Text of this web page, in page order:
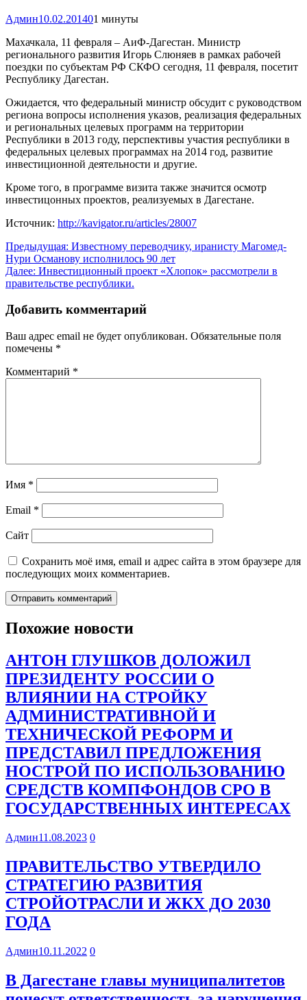
Админ10.02.201401 минуты
Махачкала, 11 февраля – АиФ-Дагестан. Министр
регионального развития Игорь Слюняев в рамках рабочей
поездки по субъектам РФ СКФО сегодня, 11 февраля, посетит
Республику Дагестан.
Ожидается, что федеральный министр обсудит с руководством
региона вопросы исполнения указов, реализация федеральных
и региональных целевых программ на территории
Республики в 2013 году, перспективы участия республики в
федеральных целевых программах на 2014 год, развитие
инвестиционной деятельности и другие.
Кроме того, в программе визита также значится осмотр
инвестицонных проектов, реализуемых в Дагестане.
Источник: http://kavigator.ru/articles/28007
Навигация
по
записям
Предыдущая: Известному переводчику, иранисту Магомед-
Нури Османову исполнилось 90 лет
Далее: Инвестиционный проект «Хлопок» рассмотрели в
правительстве республики.
Добавить комментарий
Ваш адрес email не будет опубликован. Обязательные поля
помечены *
Комментарий *
Имя *
Email *
Сайт
Сохранить моё имя, email и адрес сайта в этом браузере для
последующих моих комментариев.
Похожие новости
АНТОН ГЛУШКОВ ДОЛОЖИЛ
ПРЕЗИДЕНТУ РОССИИ О
ВЛИЯНИИ НА СТРОЙКУ
АДМИНИСТРАТИВНОЙ И
ТЕХНИЧЕСКОЙ РЕФОРМ И
ПРЕДСТАВИЛ ПРЕДЛОЖЕНИЯ
НОСТРОЙ ПО ИСПОЛЬЗОВАНИЮ
СРЕДСТВ КОМПФОНДОВ СРО В
ГОСУДАРСТВЕННЫХ ИНТЕРЕСАХ
Админ11.08.2023 0
ПРАВИТЕЛЬСТВО УТВЕРДИЛО
СТРАТЕГИЮ РАЗВИТИЯ
СТРОЙОТРАСЛИ И ЖКХ ДО 2030
ГОДА
Админ10.11.2022 0
В Дагестане главы муниципалитетов